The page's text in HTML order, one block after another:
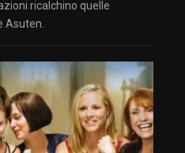
ricalchino quelle
Asuten.